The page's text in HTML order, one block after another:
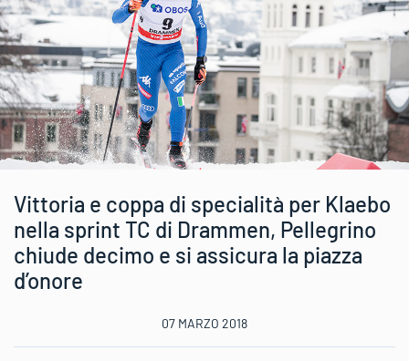
Vittoria e coppa di specialità per Klaebo
nella sprint TC di Drammen, Pellegrino
chiude decimo e si assicura la piazza
d’onore
07 MARZO 2018